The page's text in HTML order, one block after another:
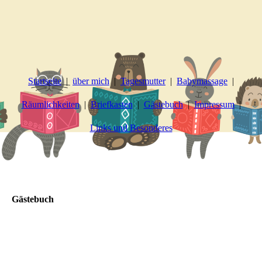
Startseite über mich Tagesmutter Babymassage
Räumlichkeiten Briefkasten Gästebuch Impressum
Links und Besonderes
Gästebuch